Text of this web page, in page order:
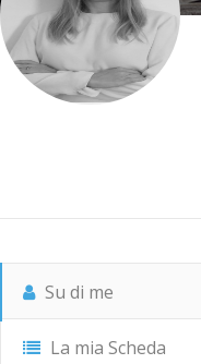
Su di me
La mia Scheda